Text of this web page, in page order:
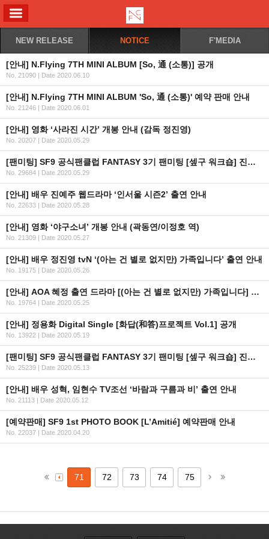
NEW RELEASE NOTICE F'MEDIA
[안내] N.Flying 7TH MINI ALBUM [So, 通 (소통)] 공개
No. 21090 | Date 2020.06.10
[안내] N.Flying 7TH MINI ALBUM 'So, 通 (소통)' 예약 판매 안내
No. 21246 | Date 2020.06.01
[안내] 영화 ‘사라진 시간’ 개봉 안내 (감독 정진영)
No. 20207 | Date 2020.05.29
[팬미팅] SF9 공식팬클럽 FANTASY 3기 팬미팅 [셒구 워크숍] 진행 사항 관련 2차 안내
No. 29684 | Date 2020.05.29
[안내] 배우 진예주 웹드라마 ‘인서울 시즌2’ 출연 안내
No. 22633 | Date 2020.05.28
[안내] 영화 ‘야구소녀’ 개봉 안내 (곽동연/이정호 역)
No. 21309 | Date 2020.05.27
[안내] 배우 정진영 tvN ‘(아는 건 별로 없지만) 가족입니다’ 출연 안내
No. 19175 | Date 2020.05.26
[안내] AOA 혜정 출연 드라마 [(아는 건 별로 없지만) 가족입니다] 방영 일정 안내
No. 19764 | Date 2020.05.25
[안내] 정용화 Digital Single [화답(和答)프로젝트 Vol.1] 공개
No. 13922 | Date 2020.05.19
[팬미팅] SF9 공식팬클럽 FANTASY 3기 팬미팅 [셒구 워크숍] 진행 사항 관련 안내
No. 25239 | Date 2020.05.13
[안내] 배우 성혁, 임현수 TV조선 ‘바람과 구름과 비’ 출연 안내
No. 21113 | Date 2020.05.12
[예약판매] SF9 1st PHOTO BOOK [L’Amitié] 예약판매 안내
No. 22037 | Date 2020.04.20
71 72 73 74 75